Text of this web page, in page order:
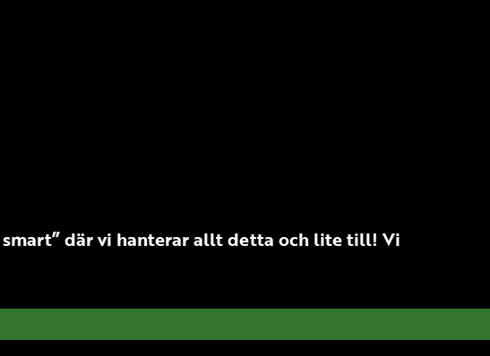
smart” där vi hanterar allt detta och lite till! Vi